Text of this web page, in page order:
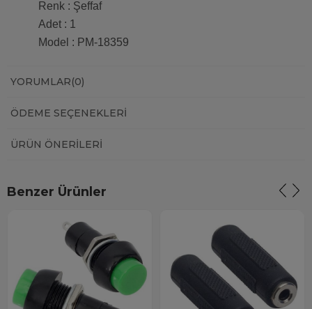
Renk : Şeffaf
Adet : 1
Model : PM-18359
YORUMLAR(0)
ÖDEME SEÇENEKLERI
ÜRÜN ÖNERILERI
Benzer Ürünler